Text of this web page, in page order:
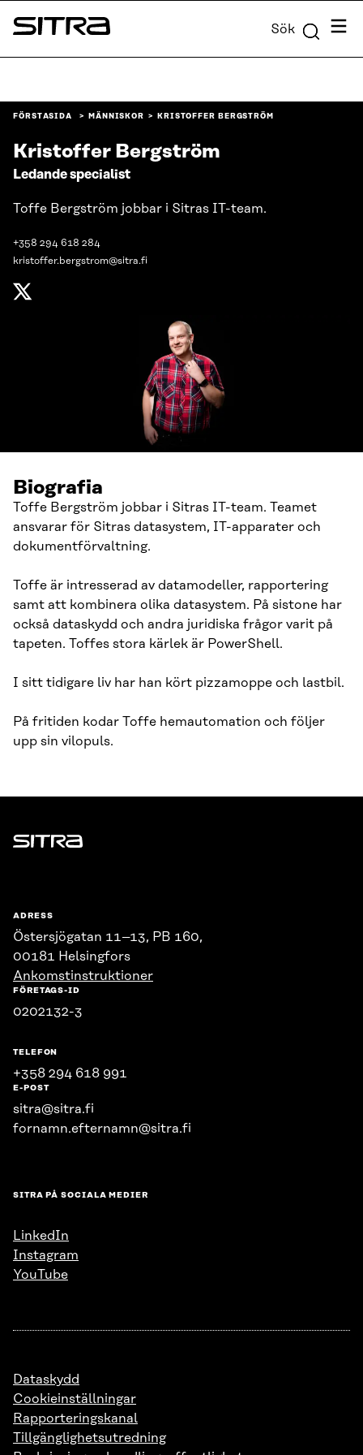
Skip to
content
Sitra Sök Meny
FÖRSTASIDA MÄNNISKOR KRISTOFFER BERGSTRÖM
Kristoffer Bergström
Ledande specialist
Toffe Bergström jobbar i Sitras IT-team.
+358 294 618 284
kristoffer.bergstrom@sitra.fi
Biografia
Toffe Bergström jobbar i Sitras IT-team. Teamet
ansvarar för Sitras datasystem, IT-apparater och
dokumentförvaltning.
Toffe är intresserad av datamodeller, rapportering
samt att kombinera olika datasystem. På sistone har
också dataskydd och andra juridiska frågor varit på
tapeten. Toffes stora kärlek är PowerShell.
I sitt tidigare liv har han kört pizzamoppe och lastbil.
På fritiden kodar Toffe hemautomation och följer
upp sin vilopuls.
Sitra
ADRESS
Östersjögatan 11–13, PB 160,
00181 Helsingfors
Ankomstinstruktioner
FÖRETAGS-ID
0202132-3
TELEFON
+358 294 618 991
E-POST
sitra@sitra.fi
fornamn.efternamn@sitra.fi
SITRA PÅ SOCIALA MEDIER
LinkedIn
Instagram
YouTube
Dataskydd
Cookieinställningar
Rapporteringskanal
Tillgänglighetsutredning